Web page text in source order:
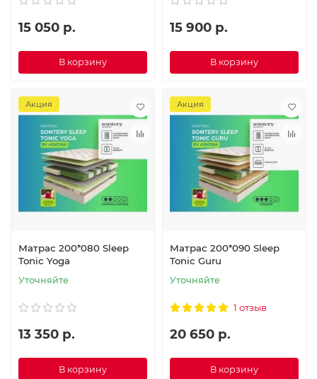
15 050 р.
В корзину
15 900 р.
В корзину
Акция
Матрас 200*080 Sleep
Tonic Yoga
Уточняйте
13 350 р.
В корзину
Акция
Матрас 200*090 Sleep
Tonic Guru
Уточняйте
1 отзыв
20 650 р.
В корзину